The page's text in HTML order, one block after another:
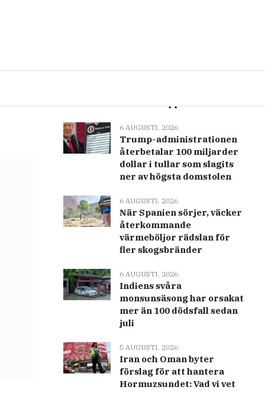
kvartalsrapporten
6 AUGUSTI, 2026
Trump-administrationen
återbetalar 100 miljarder
dollar i tullar som slagits
ner av högsta domstolen
6 AUGUSTI, 2026
När Spanien sörjer, väcker
återkommande
värmeböljor rädslan för
fler skogsbränder
6 AUGUSTI, 2026
Indiens svåra
monsunsäsong har orsakat
mer än 100 dödsfall sedan
juli
5 AUGUSTI, 2026
Iran och Oman byter
förslag för att hantera
Hormuzsundet: Vad vi vet